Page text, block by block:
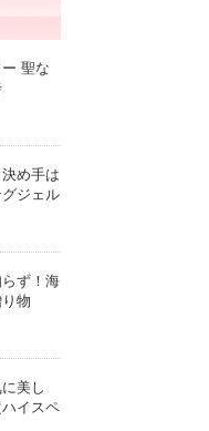
聖な
め手は
ジェル
ず！海
物
美し
イスペ